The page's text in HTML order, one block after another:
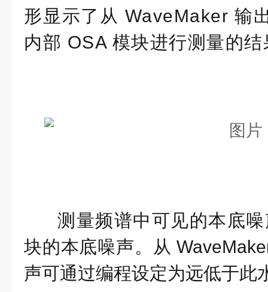
形显示了从 WaveMaker 输
内部 OSA 模块进行测量的
测量频谱中可见的本底
块的本底噪声。从
声可通过编程设定为远低于此